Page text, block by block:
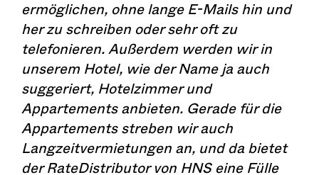
ermöglichen, ohne lange E-Mails hin und
her zu schreiben oder sehr oft zu
telefonieren. Außerdem werden wir in
unserem Hotel, wie der Name ja auch
suggeriert, Hotelzimmer und
Appartements anbieten. Gerade für die
Appartements streben wir auch
Langzeitvermietungen an, und da bietet
der RateDistributor von HNS eine Fülle